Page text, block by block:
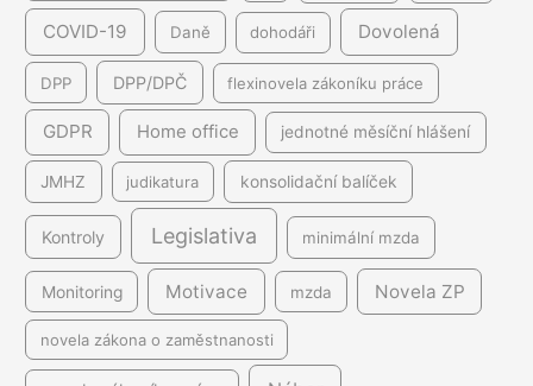
COVID-19 Daně dohodáři Dovolená
DPP DPP/DPČ flexinovela zákoníku práce
GDPR Home office jednotné měsíční hlášení
JMHZ judikatura konsolidační balíček
Kontroly Legislativa minimální mzda
Monitoring Motivace mzda Novela ZP
novela zákona o zaměstnanosti